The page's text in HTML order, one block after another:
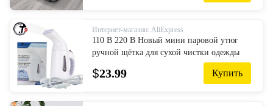
Интернет-магазин: AliExpress
110 В 220 В Новый мини паровой утюг
ручной щётка для сухой чистки одежды
бытовая техника портативные дорожные
отпариватели одежды одежда
$23.99 Купить